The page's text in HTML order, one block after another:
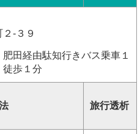
-３９
田経由駄知行きバス乗車１
歩１分
旅行透析